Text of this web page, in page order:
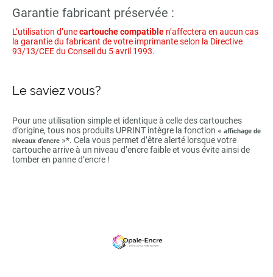
Garantie fabricant préservée :
L’utilisation d’unecartouche compatible n’affectera en aucun cas
la garantie du fabricant de votre imprimante selon la Directive
93/13/CEE du Conseil du 5 avril 1993.
Le saviez vous?
Pour une utilisation simple et identique à celle des cartouches
d’origine, tous nos produits UPRINT intègre la fonction « affichage de
niveaux d’encre »*. Cela vous permet d’être alerté lorsque votre
cartouche arrive à un niveau d’encre faible et vous évite ainsi de
tomber en panne d’encre !